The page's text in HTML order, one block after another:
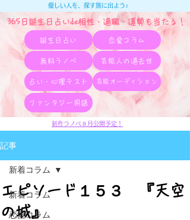
365日誕生日占いde相性・適職・​運勢も当たる！
優しい人を、探す旅に出よう♪
誕生日占い 恋愛コラム
無料ラノベ 芸能人の過去世
占い・心理テスト 芸能オーディション
ファンタジー用語
新作ラノベ８月公開予定！
記事
新着コラム
恋愛コラム
新着コラム
エピソード１５３ 『天空
の城』